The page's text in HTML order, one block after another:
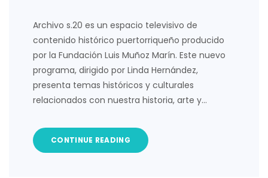
Archivo s.20 es un espacio televisivo de
contenido histórico puertorriqueño producido
por la Fundación Luis Muñoz Marín. Este nuevo
programa, dirigido por Linda Hernández,
presenta temas históricos y culturales
relacionados con nuestra historia, arte y…
CONTINUE READING